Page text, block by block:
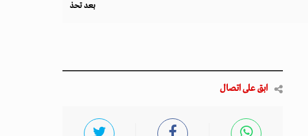
بعد تحذيرات أوروبية.. كيف يهدد نظام الغذاء
ابق على اتصال